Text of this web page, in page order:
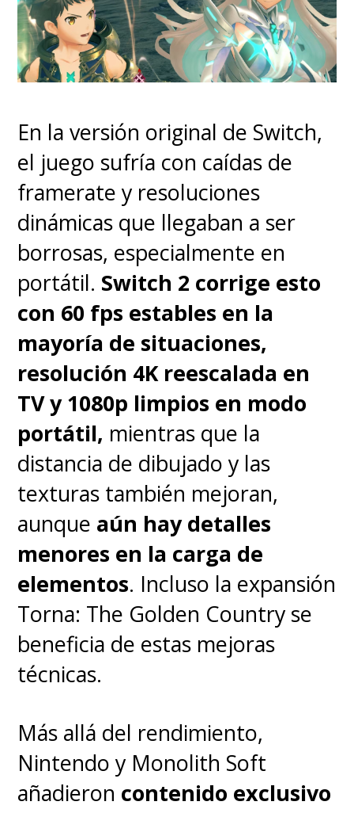
yse oyen levemente los
ventiladores, el
comportamiento es el esperado
para un equipo de estas
características, el cual
garantiza no comprometer la
estabilidad del sistema
El talón de aquiles del equipo
vendría siendola batería,
siendo el principal punto débil
del dispositivo. Utilizando el
notebook con el brillo elevado,
el modo de máximo rendimiento
activado y aprovechando toda la
potencia del hardware,la
duración ronda entre las tres
y cuatro horas. No es una cifra
sorprendente considerando el
nivel de rendimiento que
entrega, peroobliga a tener el
cargador cerca si se pretende
utilizar el equipo durante una
jornada con alto rendimiento
lejos de un enchufe.
En la versión original de Switch,
el juego sufría con caídas de
framerate y resoluciones
dinámicas que llegaban a ser
borrosas, especialmente en
portátil. Switch 2 corrige esto
con 60 fps estables en la
mayoría de situaciones,
resolución 4K reescalada en
TV y 1080p limpios en modo
portátil, mientras que la
distancia de dibujado y las
texturas también mejoran,
aunque aún hay detalles
menores en la carga de
elementos. Incluso la expansión
Torna: The Golden Country se
beneficia de estas mejoras
técnicas.
Más allá del rendimiento,
Nintendo y Monolith Soft
añadieron contenido exclusivo